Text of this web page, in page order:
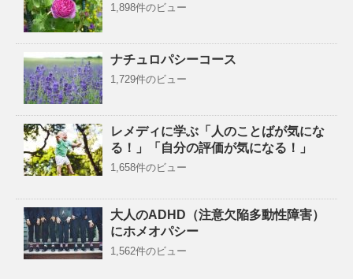
1,898件のビュー
ナチュロパシーコース
1,729件のビュー
レメディに学ぶ「人のことばが気にな
る！」「自分の評価が気になる！」
1,658件のビュー
大人のADHD（注意欠陥多動性障害）
にホメオパシー
1,562件のビュー